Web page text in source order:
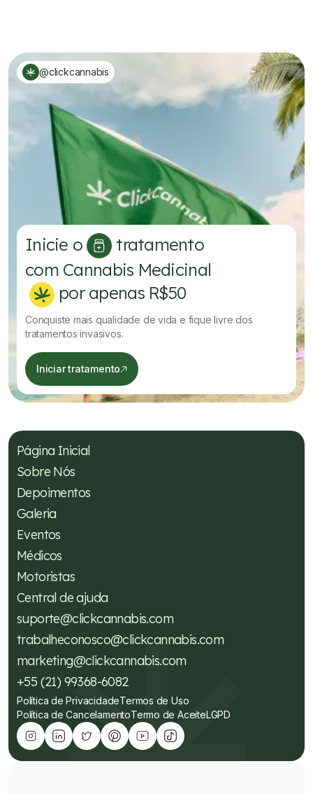
@clickcannabis
Inicie o
tratamento
com Cannabis Medicinal
por apenas R$50
Conquiste mais qualidade de vida e fique livre dos
tratamentos invasivos.
Iniciar tratamento
Página Inicial
Sobre Nós
Depoimentos
Galeria
Eventos
Médicos
Motoristas
Central de ajuda
suporte@clickcannabis.com
trabalheconosco@clickcannabis.com
marketing@clickcannabis.com
+55 (21) 99368-6082
Política de PrivacidadeTermos de Uso
Política de CancelamentoTermo de AceiteLGPD